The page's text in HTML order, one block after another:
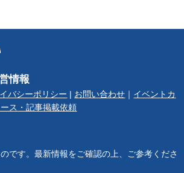
情報
バシーポリシー | お問い合わせ ｜ イベントカ
ス・記事掲載依頼
です。最新情報をご確認の上、ご参考くださ